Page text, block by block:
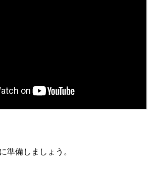
準備しましょう。